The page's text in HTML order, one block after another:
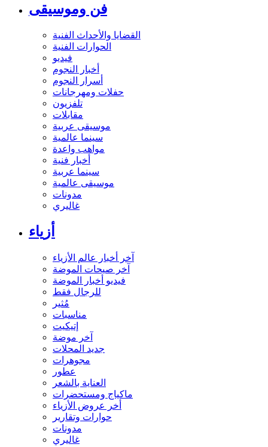
فن وموسيقى
القضايا والأحداث الفنية
الحوارات الفنية
فيديو
أخبار النجوم
أسرار النجوم
حفلات ومهرجانات
تلفزيون
مقابلات
موسيقى عربية
سينما عالمية
مواهب واعدة
أخبار فنية
سينما عربية
موسيقى عالمية
مدونات
غاليري
أزياء
آخر أخبار عالم الأزياء
آخر صيحات الموضة
فيديو أخبار الموضة
للرجال فقط
مُثير
مناسبات
إتيكيت
آخر موضة
جديد المحلات
مجوهرات
عطور
العناية بالشعر
ماكياج ومستحضرات
أخر عروض الأزياء
حوارات وتقارير
مدونات
غاليري